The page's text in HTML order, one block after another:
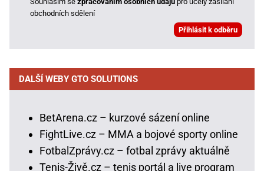
obchodních sdělení
DALŠÍ WEBY GTO SOLUTIONS
BetArena.cz – kurzové sázení online
FightLive.cz – MMA a bojové sporty online
FotbalZprávy.cz – fotbal zprávy aktuálně
Tenis-Živě.cz – tenis portál a live program